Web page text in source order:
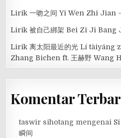
Lirik 一吻之间 Yi Wen Zhi Jian
Lirik 被自己綁架 Bei Zi Ji Bang
Lirik 离太阳最近的光 Lí tàiyáng
Zhang Bichen ft. 王赫野 Wang
Komentar
taswir sihotang mengenai
瞬间